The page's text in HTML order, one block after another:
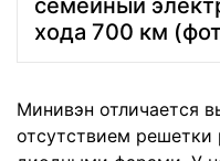
хода 700 км
Минивэн отличается
отсутствием